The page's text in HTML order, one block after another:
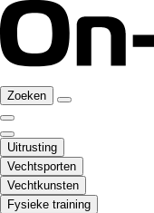
Zoeken
Uitrusting
Vechtsporten
Vechtkunsten
Fysieke training